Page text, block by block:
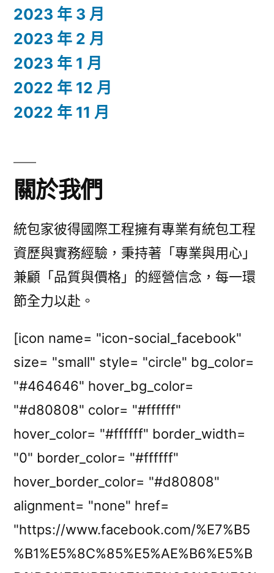
2023 年 3 月
2023 年 2 月
2023 年 1 月
2022 年 12 月
2022 年 11 月
關於我們
統包家彼得國際工程擁有專業有統包工程
資歷與實務經驗，秉持著「專業與用心」
兼顧「品質與價格」的經營信念，每一環
節全力以赴。
[icon name= "icon-social_facebook"
size= "small" style= "circle" bg_color=
"#464646" hover_bg_color=
"#d80808" color= "#ffffff"
hover_color= "#ffffff" border_width=
"0" border_color= "#ffffff"
hover_border_color= "#d80808"
alignment= "none" href=
"https://www.facebook.com/%E7%B5
%B1%E5%8C%85%E5%AE%B6%E5%B